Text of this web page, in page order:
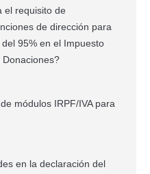
el requisito de
de dirección para
95% en el Impuesto
módulos IRPF/IVA para
en la declaración del